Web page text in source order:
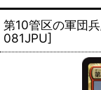
第10管区の軍団
081JPU]